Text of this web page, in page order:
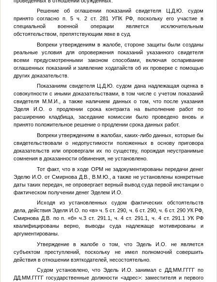
Решение об оглашении показаний свидетеляЦ.Д.Ю.
судом
принято согласно п. 5 ч. 2 ст. 281 УПК РФ, поскольку его участие в
специальной военной операции является исключительным
обстоятельством, препятствующим явке в суд.
Вопреки утверждениям в жалобе, стороне защиты были созданы
реальные условия для опровержения показаний указанного свидетеля
всеми предусмотренными законом способами, включая оспаривание
оглашенных показаний и заявление ходатайств об их проверке с помощью
других доказательств.
Показаниям свидетеля
Ц.Д.Ю.
судом дана надлежащая оценка в
совокупности с иными доказательствами, в том числе с учетом показаний
свидетеля М.М.И.
, а также наличием данных о том, что после указания
Эделя И.О. о продлении срока контракта на выполнение работ по
расширению кладбища, заседание комиссии было проведено вновь и
принято положительное решение о продлении срока данных работ.
Вопреки утверждениям в жалобах, каких-либо данных, которые бы
свидетельствовали о недопустимости положенных в основу приговора
доказательств или опровергали их по существу, порождая неустранимые
сомнения в доказанности обвинения, не установлено.
Тот факт, что в ходе ОРМ не задокументированы передачи денег
Эделю И.О. от Смирнова Д.В., В.М.Ю.
, а также не установлены конкретные
даты таких передач, не опровергает верный вывод суда первой инстанции о
фактическом получении денег Эделем И.О.
Исходя из установленных судом фактических обстоятельств
дела, действия Эделя И.О. по «в» ч. 5 ст. 290, ч. 6 ст. 290, ч. 6 ст. 290 УК РФ,
Смирнова Д.В. по п. «б» ч.3 ст. 291.1, ч. 4 ст. 291.1, ч. 4 ст. 291.1 УК РФ
квалифицированы верно, выводы суда надлежаще мотивированы и
аргументированы.
Утверждение в жалобе о том, что Эдель И.О. не является
субъектом преступлений, поскольку не имел полномочий совершить
действия в отношении взяткодателей, несостоятельно.
Судом установлено, что Эдель И.О. занимал с ДД.ММ.ГГГГ по
ДД.ММ.ГГГГгосударственные должности <адрес>: заместителя и первого